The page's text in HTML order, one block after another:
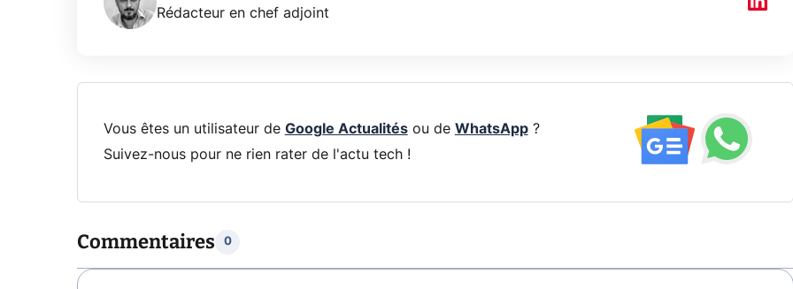
Rédacteur en chef adjoint
Vous êtes un utilisateur de Google Actualitésou de WhatsApp?
Suivez-nous pour ne rien rater de l'actu tech !
Commentaires 0